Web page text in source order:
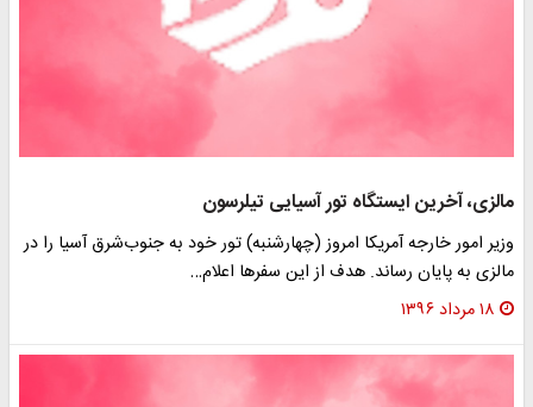
مالزی، آخرین ایستگاه تور آسیایی تیلرسون
وزیر امور خارجه آمریکا امروز (چهارشنبه) تور خود به جنوب‌شرق آسیا را در
مالزی به پایان رساند. هدف از این سفرها اعلام…
۱۸ مرداد ۱۳۹۶